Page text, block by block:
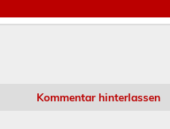
Kommentar hinterlassen